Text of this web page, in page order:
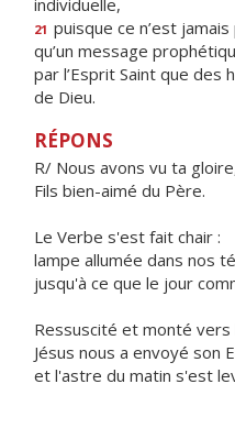
individuelle,
21 puisque ce n’est
qu’un message
par l’Esprit Saint que
de Dieu.
RÉPONS
R/ Nous avons vu ta
Fils bien-aimé du Père.
Le Verbe s'est fait chair :
lampe allumée dans nos
jusqu'à ce que le jour
Ressuscité et monté vers
Jésus nous a envoyé son
et l'astre du matin s'est